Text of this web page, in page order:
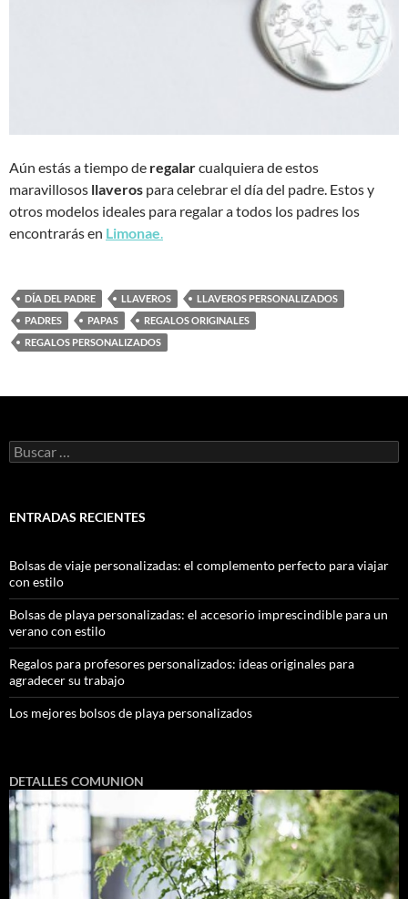
Aún estás a tiempo de regalarcualquiera de estos
maravillosos llaveros para celebrar el día del padre. Estos y
otros modelos ideales para regalar a todos los padres los
encontrarás en Limonae
DÍA DEL PADRE LLAVEROS
LLAVEROS PERSONALIZADOS
PADRES
PAPAS
REGALOS ORIGINALES
REGALOS PERSONALIZADOS
ENTRADAS RECIENTES
Bolsas de viaje personalizadas: el complemento perfecto para viajar
con estilo
Bolsas de playa personalizadas: el accesorio imprescindible para un
verano con estilo
Regalos para profesores personalizados: ideas originales para
agradecer su trabajo
Los mejores bolsos de playa personalizados
DETALLES COMUNION